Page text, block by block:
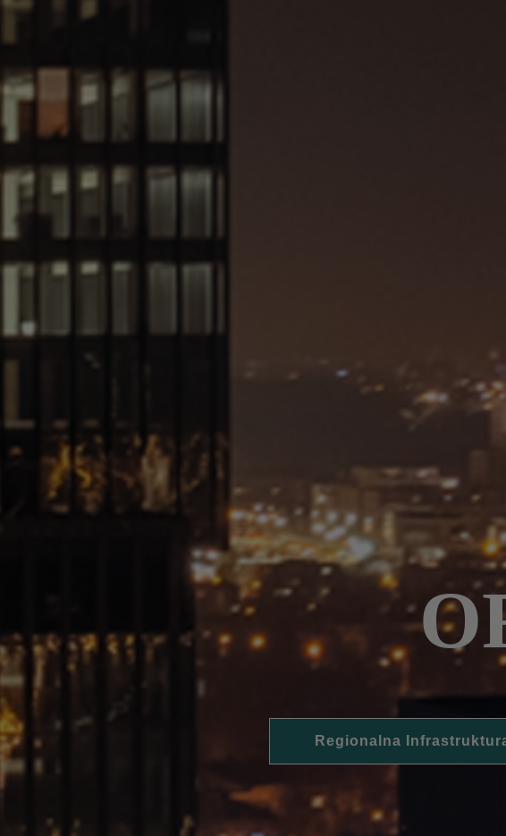
Regionalna